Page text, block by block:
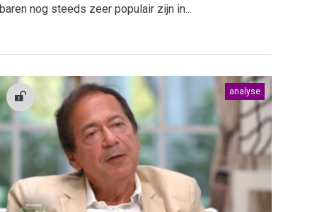
baren nog steeds zeer populair zijn in...
analyse